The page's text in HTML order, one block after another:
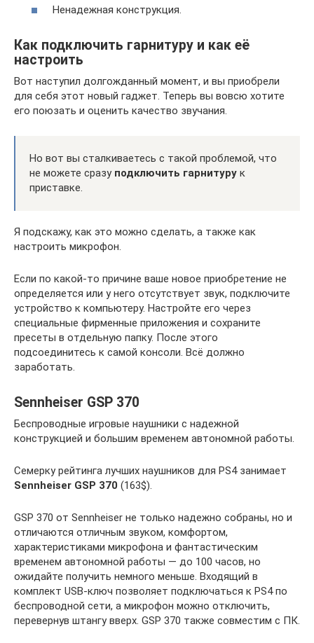
Ненадежная конструкция.
Как подключить гарнитуру и как её
настроить
Вот наступил долгожданный момент, и вы приобрели
для себя этот новый гаджет. Теперь вы вовсю хотите
его поюзать и оценить качество звучания.
Но вот вы сталкиваетесь с такой проблемой, что
не можете сразу подключить гарнитуру к
приставке.
Я подскажу, как это можно сделать, а также как
настроить микрофон.
Если по какой-то причине ваше новое приобретение не
определяется или у него отсутствует звук, подключите
устройство к компьютеру. Настройте его через
специальные фирменные приложения и сохраните
пресеты в отдельную папку. После этого
подсоединитесь к самой консоли. Всё должно
заработать.
Sennheiser GSP 370
Беспроводные игровые наушники с надежной
конструкцией и большим временем автономной работы.
Семерку рейтинга лучших наушников для PS4 занимает
Sennheiser GSP 370 (163$).
GSP 370 от Sennheiser не только надежно собраны, но и
отличаются отличным звуком, комфортом,
характеристиками микрофона и фантастическим
временем автономной работы — до 100 часов, но
ожидайте получить немного меньше. Входящий в
комплект USB-ключ позволяет подключаться к PS4 по
беспроводной сети, а микрофон можно отключить,
перевернув штангу вверх. GSP 370 также совместим с ПК.